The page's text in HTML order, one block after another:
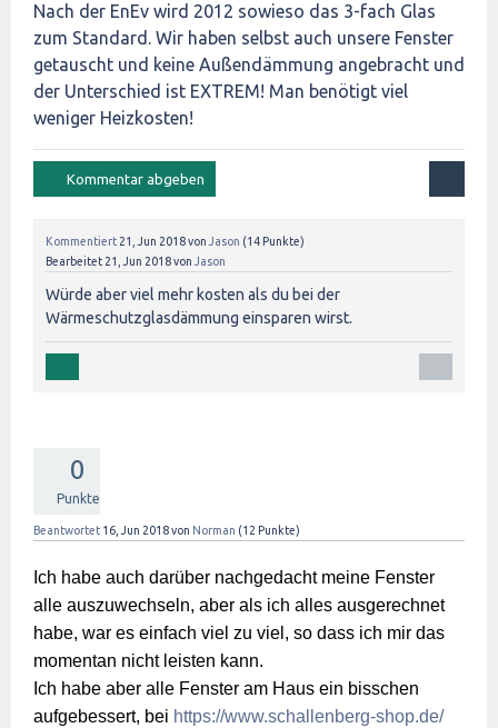
Nach der EnEv wird 2012 sowieso das 3-fach Glas
zum Standard. Wir haben selbst auch unsere Fenster
getauscht und keine Außendämmung angebracht und
der Unterschied ist EXTREM! Man benötigt viel
weniger Heizkosten!
Kommentiert 21, Jun 2018von Jason (14 Punkte)
Bearbeitet 21, Jun 2018von Jason
Würde aber viel mehr kosten als du bei der
Wärmeschutzglasdämmung einsparen wirst.
0
Punkte
Beantwortet 16, Jun 2018von Norman (12 Punkte)
Ich habe auch darüber nachgedacht meine Fenster
alle auszuwechseln, aber als ich alles ausgerechnet
habe, war es einfach viel zu viel, so dass ich mir das
momentan nicht leisten kann.
Ich habe aber alle Fenster am Haus ein bisschen
aufgebessert, bei https://www.schallenberg-shop.de/